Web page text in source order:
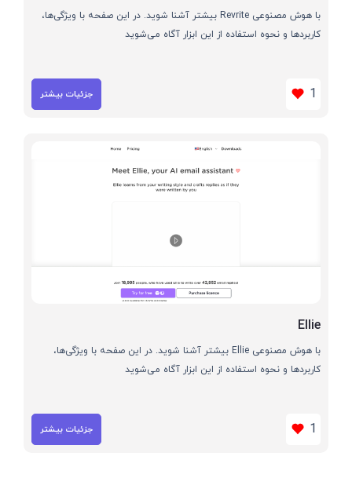
با هوش مصنوعی Revrite بیشتر آشنا شوید. در این صفحه با ویژگی‌ها،
کاربردها و نحوه استفاده از این ابزار آگاه می‌شوید
1 جزئیات بیشتر
Ellie
با هوش مصنوعی Ellie بیشتر آشنا شوید. در این صفحه با ویژگی‌ها،
کاربردها و نحوه استفاده از این ابزار آگاه می‌شوید
1 جزئیات بیشتر